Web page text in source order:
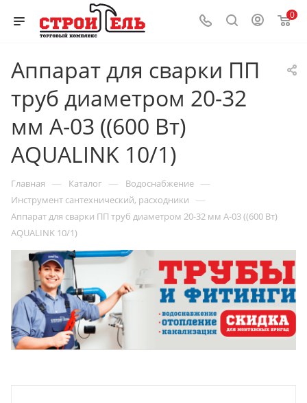
0
Аппарат для сварки ПП
труб диаметром 20-32
мм А-03 ((600 Вт)
AQUALINK 10/1)
Главная — Каталог — Водоснабжение —
Инструмент сантехнический, расходники —
Аппарат для сварки ПП труб диаметром 20-32 мм А-03 ((600 Вт)
AQUALINK 10/1)